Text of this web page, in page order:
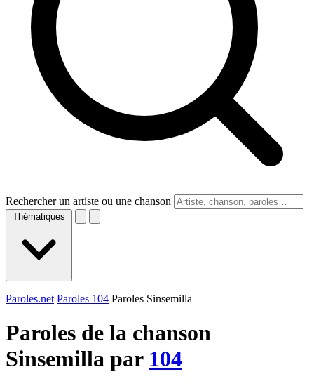
Rechercher un artiste ou une chanson
Thématiques
Paroles.net Paroles 104 Paroles Sinsemilla
Paroles de la chanson
Sinsemilla par 104